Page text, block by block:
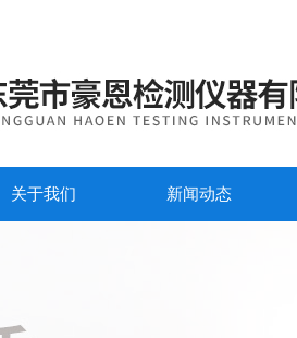
关于我们 新闻动态